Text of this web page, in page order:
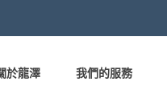
於龍澤 我們的服務